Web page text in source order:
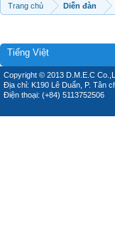
Trang chủ Diễn đàn
Tiếng Việt
Copyright © 2013 D.M.E.C
Địa chỉ: K190 Lê Duẩn, P. Tân
Điện thoại: (+84) 5113752506